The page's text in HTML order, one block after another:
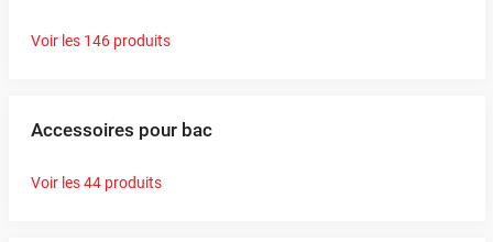
Voir les 146 produits
Accessoires pour bac
Voir les 44 produits